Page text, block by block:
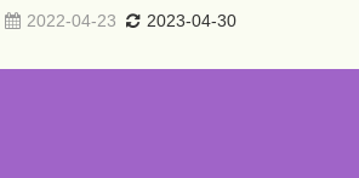
2022-04-23 2023-04-30